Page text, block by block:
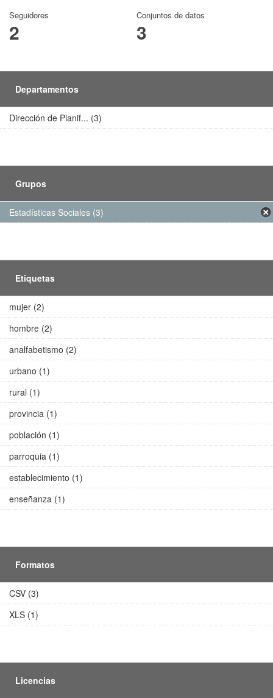
Seguidores
2
Conjuntos de datos
3
Departamentos
Dirección de Planif... (3)
Grupos
Estadísticas Sociales (3)
Etiquetas
mujer (2)
hombre (2)
analfabetismo (2)
urbano (1)
rural (1)
provincia (1)
población (1)
parroquia (1)
establecimiento (1)
enseñanza (1)
Formatos
CSV (3)
XLS (1)
Licencias